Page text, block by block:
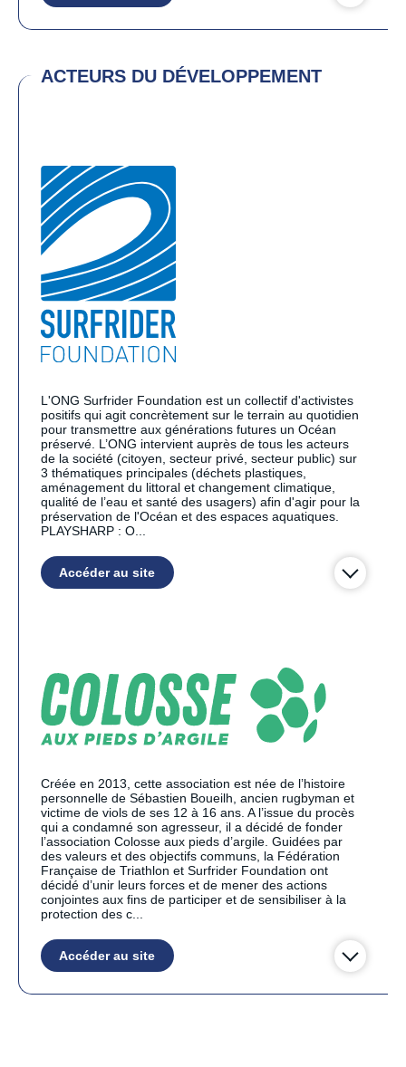
ACTEURS DU DÉVELOPPEMENT
L'ONG Surfrider Foundation est un collectif d'activistes
positifs qui agit concrètement sur le terrain au quotidien
pour transmettre aux générations futures un Océan
préservé. L’ONG intervient auprès de tous les acteurs
de la société (citoyen, secteur privé, secteur public) sur
3 thématiques principales (déchets plastiques,
aménagement du littoral et changement climatique,
qualité de l’eau et santé des usagers) afin d'agir pour la
préservation de l'Océan et des espaces aquatiques.
PLAYSHARP : O...
Accéder au site
Créée en 2013, cette association est née de l’histoire
personnelle de Sébastien Boueilh, ancien rugbyman et
victime de viols de ses 12 à 16 ans. A l’issue du procès
qui a condamné son agresseur, il a décidé de fonder
l’association Colosse aux pieds d’argile. Guidées par
des valeurs et des objectifs communs, la Fédération
Française de Triathlon et Surfrider Foundation ont
décidé d’unir leurs forces et de mener des actions
conjointes aux fins de participer et de sensibiliser à la
protection des c...
Accéder au site